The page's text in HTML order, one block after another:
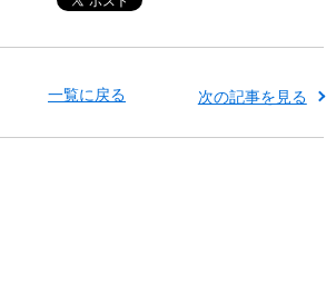
一覧に戻る 次の記事を見る